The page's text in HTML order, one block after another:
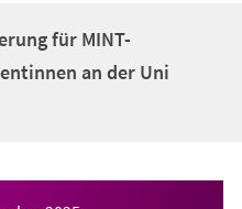
für MINT-
an der Uni